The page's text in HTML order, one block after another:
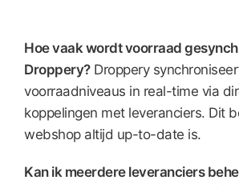
Hoe vaak wordt voorraad
Droppery?Droppery
voorraadniveaus in real-time via
koppelingen met leveranciers. Dit
webshop altijd up-to-date is.
Kan ik meerdere leveranciers